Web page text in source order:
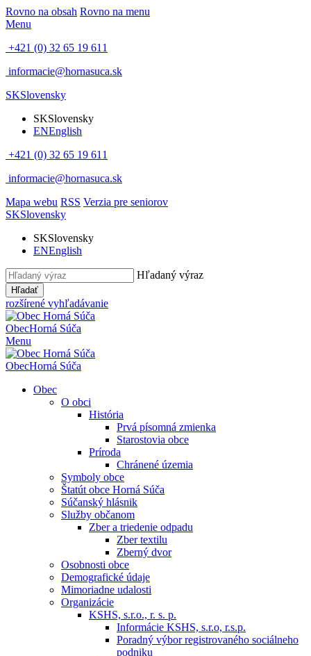
Rovno na obsah Rovno na menu
Menu
+421 (0) 32 65 19 611
informacie@hornasuca.sk
SKSlovensky
SKSlovensky
ENEnglish
+421 (0) 32 65 19 611
informacie@hornasuca.sk
Mapa webu RSS Verzia pre seniorov
SKSlovensky
SKSlovensky
ENEnglish
Hľadaný výraz
Hľadať
rozšírené vyhľadávanie
ObecHorná Súča
Menu
ObecHorná Súča
Obec
O obci
História
Prvá písomná zmienka
Starostovia obce
Príroda
Chránené územia
Symboly obce
Štatút obce Horná Súča
Súčanský hlásnik
Služby občanom
Zber a triedenie odpadu
Zber textilu
Zberný dvor
Osobnosti obce
Demografické údaje
Mimoriadne udalosti
Organizácie
KSHS, s.r.o., r. s. p.
Informácie KSHS, s.r.o, r.s.p.
Poradný výbor registrovaného sociálneho
podniku